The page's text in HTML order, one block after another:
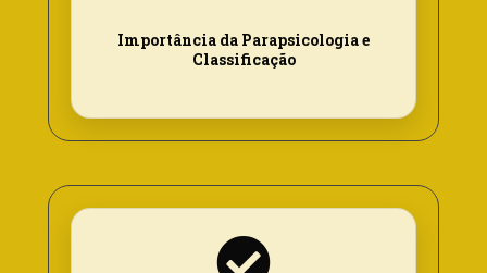
Importância da Parapsicologia e
Classificação